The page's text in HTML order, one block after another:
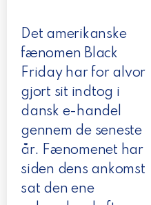
Det amerikanske
fænomen Black
Friday har for alvor
gjort sit indtog i
dansk e-handel
gennem de seneste
år. Fænomenet har
siden dens ankomst
sat den ene